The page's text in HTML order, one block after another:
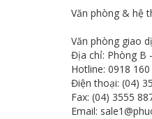
Văn phòng & hệ
Văn phòng giao
Địa chỉ: Phòng B
Hotline: 0918 160
Điện thoại: (04)
Fax: (04) 3555
Email: